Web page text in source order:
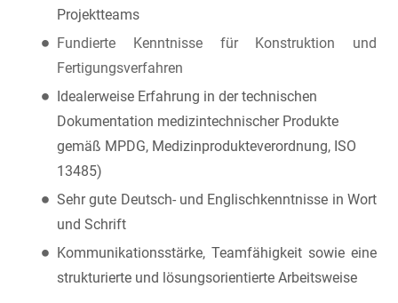
Projektteams
Fundierte Kenntnisse für Konstruktion und
Fertigungsverfahren
Idealerweise Erfahrung in der technischen
Dokumentation medizintechnischer Produkte
gemäß MPDG, Medizinprodukteverordnung, ISO
13485)
Sehr gute Deutsch- und Englischkenntnisse in Wort
und Schrift
Kommunikationsstärke, Teamfähigkeit sowie eine
strukturierte und lösungsorientierte Arbeitsweise